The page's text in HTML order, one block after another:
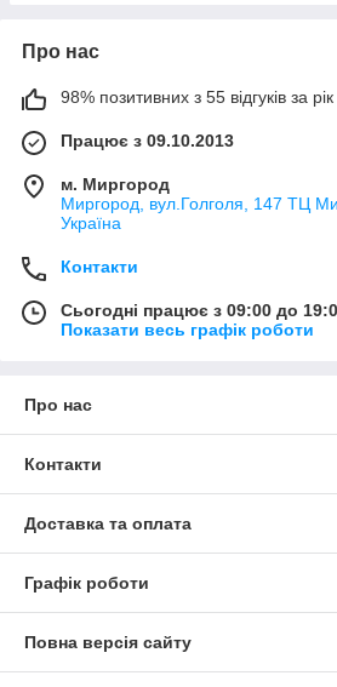
Про нас
98% позитивних з 55 відгуків за рік
Працює з 09.10.2013
м. Миргород
Миргород, вул.Голголя, 147 ТЦ
Україна
Контакти
Сьогодні працює з 09:00 до
Показати весь графік роботи
Про нас
Контакти
Доставка та оплата
Графік роботи
Повна версія сайту